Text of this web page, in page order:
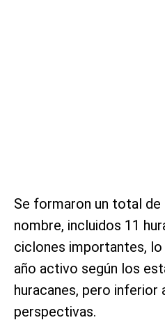
Se formaron un total
nombre, incluidos 11
ciclones importantes, lo
año activo según los
huracanes, pero inferior
perspectivas.